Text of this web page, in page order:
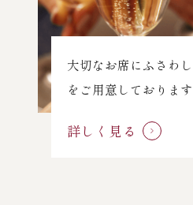
大切なお席にふさわ
をご用意しております
詳しく見る